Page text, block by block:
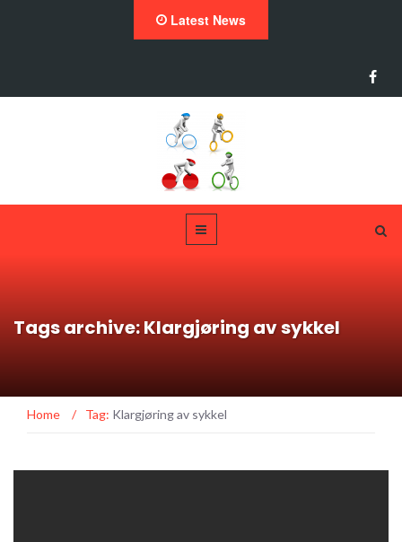
Latest News
Tags archive: Klargjøring av sykkel
Home / Tag: Klargjøring av sykkel